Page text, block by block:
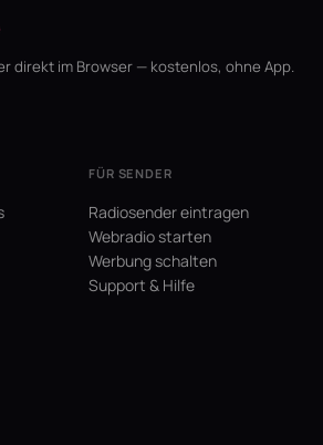
direkt im Browser — kostenlos, ohne App.
FÜR SENDER
Radiosender eintragen
Webradio starten
Werbung schalten
Support & Hilfe